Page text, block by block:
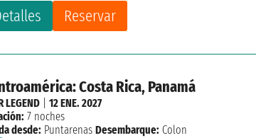
Reservar
Costa Rica, Panamá
LEGEND |12 ENE. 2027
7 noches
desde: Puntarenas Desembarque: Colon